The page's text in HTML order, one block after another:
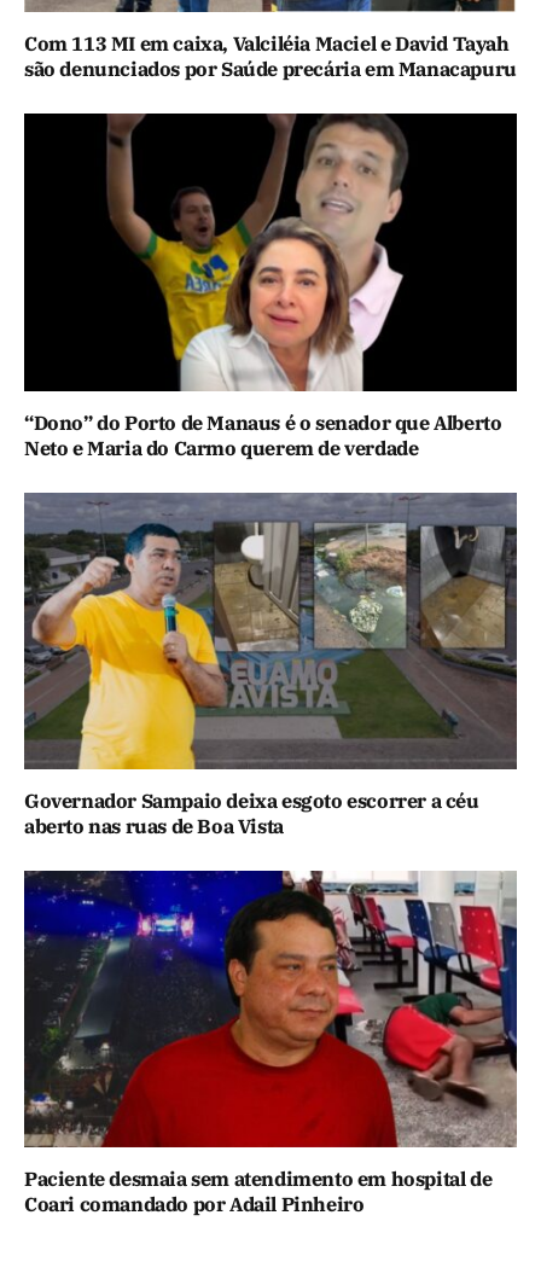
Com 113 MI em caixa, Valciléia Maciel e David Tayah
são denunciados por Saúde precária em Manacapuru
“Dono” do Porto de Manaus é o senador que Alberto
Neto e Maria do Carmo querem de verdade
Governador Sampaio deixa esgoto escorrer a céu
aberto nas ruas de Boa Vista
Paciente desmaia sem atendimento em hospital de
Coari comandado por Adail Pinheiro